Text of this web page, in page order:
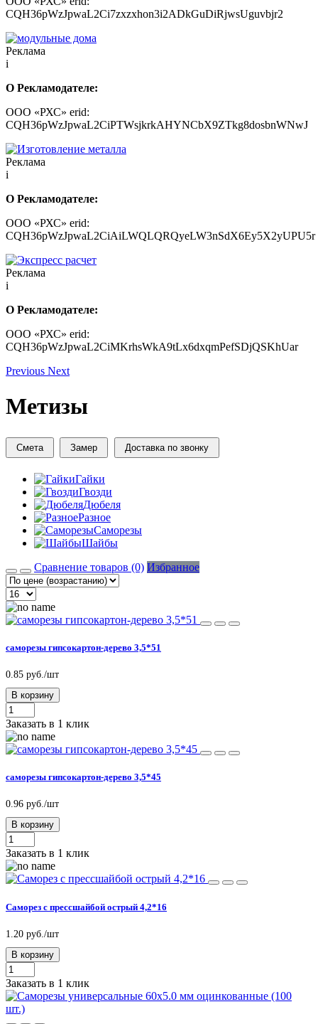
CQH36pWzJpwaL2Ci7zxzxhon3i2ADkGuDiRjwsUguvbjr2
Реклама
i
О Рекламодателе:
ООО «РХС» erid:
CQH36pWzJpwaL2CiPTWsjkrkAHYNCbX9ZTkg8dosbnWNwJ
Реклама
i
О Рекламодателе:
ООО «РХС» erid:
CQH36pWzJpwaL2CiAiLWQLQRQyeLW3nSdX6Ey5X2yUPU5r
Реклама
i
О Рекламодателе:
ООО «РХС» erid:
CQH36pWzJpwaL2CiMKrhsWkA9tLx6dxqmPefSDjQSKhUar
Previous Next
Метизы
Смета Замер Доставка по звонку
Гайки
Гвозди
Дюбеля
Разное
Саморезы
Шайбы
Сравнение товаров (0) Избранное
саморезы гипсокартон-дерево 3,5*51
0.85 руб./шт
В корзину
Заказать в 1 клик
саморезы гипсокартон-дерево 3,5*45
0.96 руб./шт
В корзину
Заказать в 1 клик
Саморез с прессшайбой острый 4,2*16
1.20 руб./шт
В корзину
Заказать в 1 клик